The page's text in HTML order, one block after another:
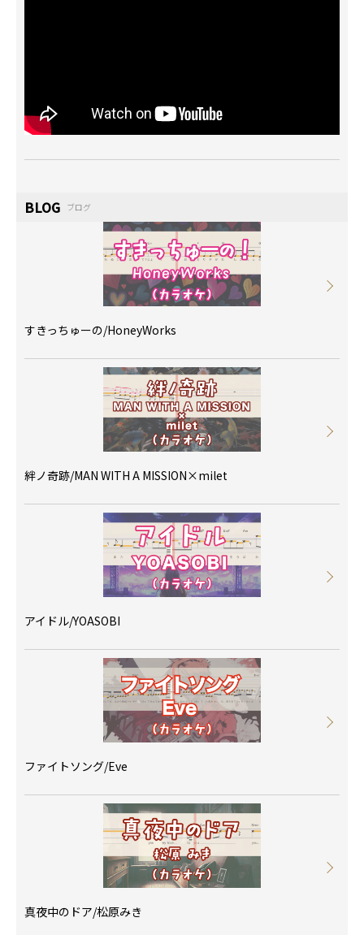
BLOG ブログ
すきっちゅーの/HoneyWorks
絆ノ奇跡/MAN WITH A MISSION×milet
アイドル/YOASOBI
ファイトソング/Eve
真夜中のドア/松原みき